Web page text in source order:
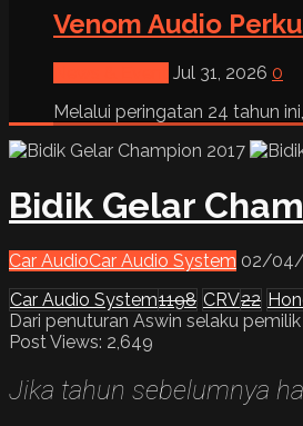
Venom Audio
Jul 31, 2026 0
Melalui peringatan 24 tahun
Bidik Gelar
Car AudioCar Audio System 02/04/
Car Audio System1198 CRV22
Dari penuturan Aswin selaku
Post Views: 2,649
Jika tahun sebelumnya